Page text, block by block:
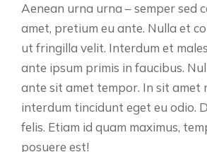
Aenean urna urna – semper sed
amet, pretium eu ante. Nulla et
ut fringilla velit. Interdum et
ante ipsum primis in faucibus.
ante sit amet tempor. In sit amet
interdum tincidunt eget eu odio.
felis. Etiam id quam maximus,
posuere est!